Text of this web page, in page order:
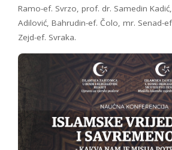
Ramo-ef. Svrzo, prof. dr. Samedin
Adilović, Bahrudin-ef. Čolo, mr. Senad-
Zejd-ef. Svraka.